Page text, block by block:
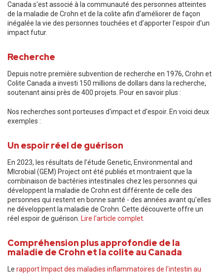
Canada s'est associé à la communauté des personnes atteintes
de la maladie de Crohn et de la colite afin d'améliorer de façon
inégalée la vie des personnes touchées et d’apporter l'espoir d'un
impact futur.
Recherche
Depuis notre première subvention de recherche en 1976, Crohn et
Colite Canada a investi 150 millions de dollars dans la recherche,
soutenant ainsi près de 400 projets. Pour en savoir plus :
Nos recherches sont porteuses d'impact et d'espoir. En voici deux
exemples :
Un espoir réel de guérison
En 2023, les résultats de l’étude Genetic, Environmental and
MIcrobial (GEM) Project ont été publiés et montraient que la
combinaison de bactéries intestinales chez les personnes qui
développent la maladie de Crohn est différente de celle des
personnes qui restent en bonne santé - des années avant qu'elles
ne développent la maladie de Crohn. Cette découverte offre un
réel espoir de guérison. Lire l'article complet
Compréhension plus approfondie de la
maladie de Crohn et la colite au Canada
Le rapport Impact des maladies inflammatoires de l'intestin au